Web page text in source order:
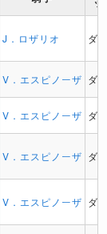
J．ロザリオ ダ
V．エスピノーザ ダ
V．エスピノーザ ダ
V．エスピノーザ ダ
V．エスピノーザ ダ